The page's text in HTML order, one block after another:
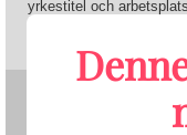
yrkestitel och
du får ta del av de